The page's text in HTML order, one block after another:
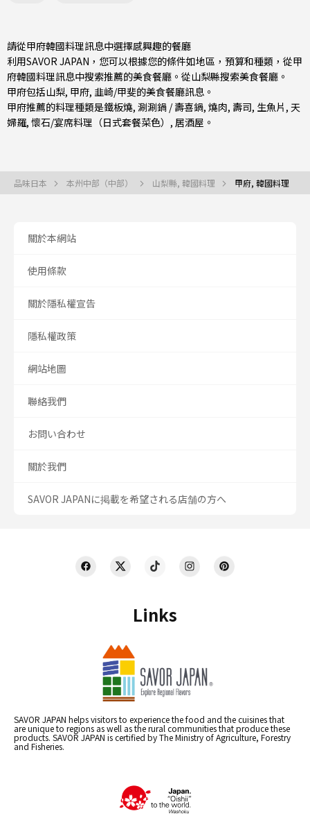
請從甲府韓國料理訊息中選擇感興趣的餐廳
利用SAVOR JAPAN，您可以根據您的條件如地區，預算和種類，從甲
府韓國料理訊息中搜索推薦的美食餐廳。從山梨縣搜索美食餐廳。
甲府包括山梨, 甲府, 韭崎/甲斐的美食餐廳訊息。
甲府推薦的料理種類是鐵板燒, 涮涮鍋 / 壽喜鍋, 燒肉, 壽司, 生魚片 , 天
婦羅, 懷石/宴席料理（日式套餐菜色） , 居酒屋 。
品味日本 本州中部（中部） 山梨縣, 韓國料理 甲府, 韓國料理
Links
SAVOR JAPAN helps visitors to experience the food and the cuisines that
are unique to regions as well as the rural communities that produce these
products. SAVOR JAPAN is certified by The Ministry of Agriculture, Forestry
and Fisheries.
關於本網站
使用條款
關於隱私權宣告
隱私權政策
網站地圖
聯絡我們
お問い合わせ
關於我們
SAVOR JAPANに掲載を希望される店舗の方へ